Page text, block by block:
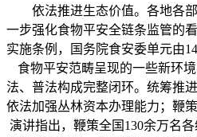
依法推进生态价值。各地各部
一步强化食物平安全链条监管的
实施条例，国务院食安委单元由
食物平安范畴呈现的一些新环
法、普法构成完整闭环。统筹推
依法加强丛林资本办理能力；鞭
演讲指出，鞭策全国130余万名